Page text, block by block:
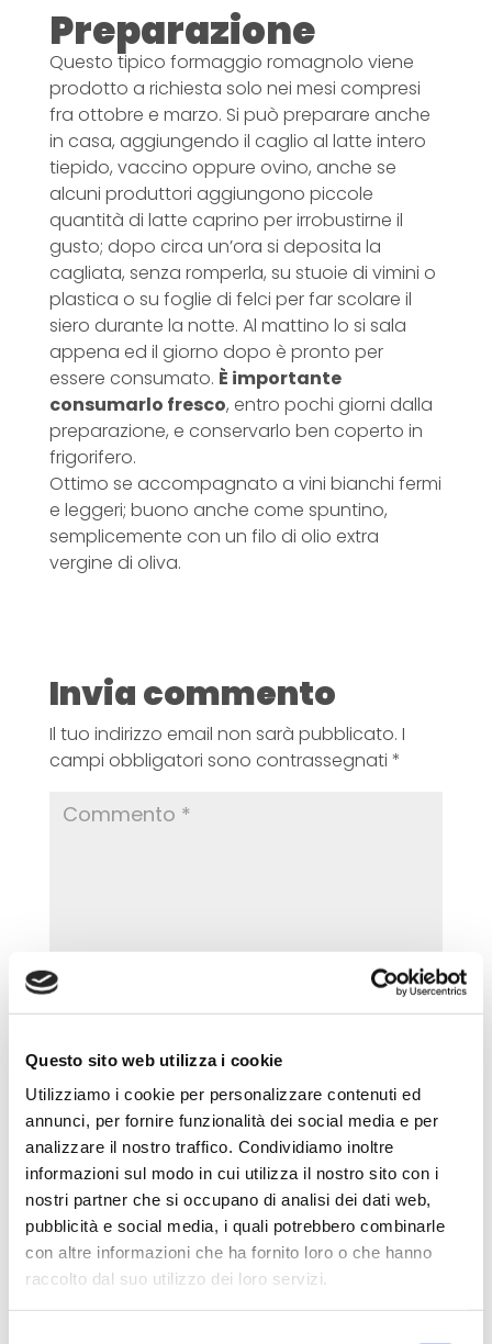
Questo sito web utilizza i cookie
Utilizziamo i cookie per personalizzare contenuti ed
annunci, per fornire funzionalità dei social media e per
analizzare il nostro traffico. Condividiamo inoltre
informazioni sul modo in cui utilizza il nostro sito con i
nostri partner che si occupano di analisi dei dati web,
pubblicità e social media, i quali potrebbero combinarle
con altre informazioni che ha fornito loro o che hanno
raccolto dal suo utilizzo dei loro servizi.
Preparazione
Questo tipico formaggio romagnolo viene
prodotto a richiesta solo nei mesi compresi
fra ottobre e marzo. Si può preparare anche
in casa, aggiungendo il caglio al latte intero
tiepido, vaccino oppure ovino, anche se
alcuni produttori aggiungono piccole
quantità di latte caprino per irrobustirne il
gusto; dopo circa un’ora si deposita la
cagliata, senza romperla, su stuoie di vimini o
plastica o su foglie di felci per far scolare il
siero durante la notte. Al mattino lo si sala
appena ed il giorno dopo è pronto per
essere consumato. È importante
consumarlo fresco, entro pochi giorni dalla
preparazione, e conservarlo ben coperto in
frigorifero.
Ottimo se accompagnato a vini bianchi fermi
e leggeri; buono anche come spuntino,
semplicemente con un filo di olio extra
vergine di oliva.
Invia commento
Il tuo indirizzo email non sarà pubblicato. I
campi obbligatori sono contrassegnati *
Salva il mio nome, email e sito web in
questo browser per la prossima volta che
commento.